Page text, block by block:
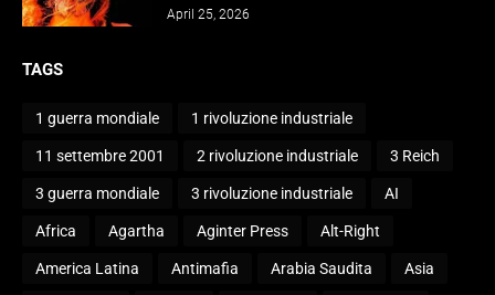
April 25, 2026
TAGS
1 guerra mondiale 1 rivoluzione industriale
11 settembre 2001 2 rivoluzione industriale 3 Reich
3 guerra mondiale 3 rivoluzione industriale AI
Africa Agartha Aginter Press Alt-Right
America Latina Antimafia Arabia Saudita Asia